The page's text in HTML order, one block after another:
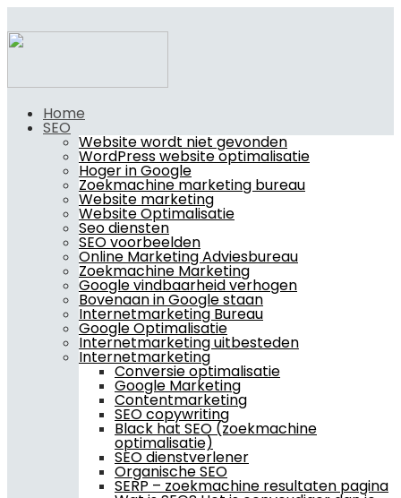
Home
SEO
Website wordt niet gevonden
WordPress website optimalisatie
Hoger in Google
Zoekmachine marketing bureau
Website marketing
Website Optimalisatie
Seo diensten
SEO voorbeelden
Online Marketing Adviesbureau
Zoekmachine Marketing
Google vindbaarheid verhogen
Bovenaan in Google staan
Internetmarketing Bureau
Google Optimalisatie
Internetmarketing uitbesteden
Internetmarketing
Conversie optimalisatie
Google Marketing
Contentmarketing
SEO copywriting
Black hat SEO (zoekmachine
optimalisatie)
SEO dienstverlener
Organische SEO
SERP – zoekmachine resultaten pagina